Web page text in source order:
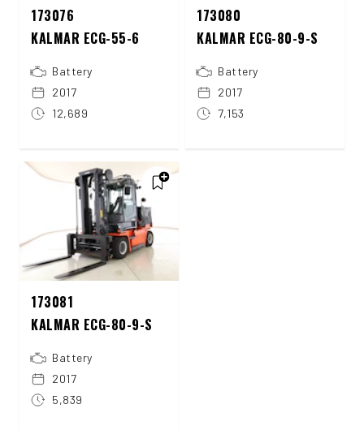
173076
KALMAR ECG-55-6
Battery
2017
12,689
173080
KALMAR ECG-80-9-S
Battery
2017
7,153
173081
KALMAR ECG-80-9-S
Battery
2017
5,839